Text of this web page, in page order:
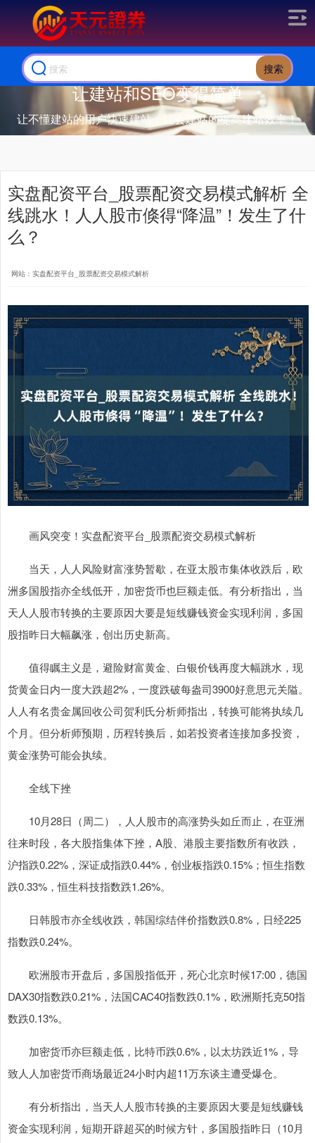
搜索
让建站和SEO变得简单
让不懂建站的用户快速建站，让会建站的提高建站效率！
实盘配资平台_股票配资交易模式解析 全
线跳水！人人股市倏得“降温”！发生了什
么？
网站：实盘配资平台_股票配资交易模式解析
画风突变！实盘配资平台_股票配资交易模式解析
当天，人人风险财富涨势暂歇，在亚太股市集体收跌后，欧
洲多国股指亦全线低开，加密货币也巨额走低。有分析指出，当
天人人股市转换的主要原因大要是短线赚钱资金实现利润，多国
股指昨日大幅飙涨，创出历史新高。
值得瞩主义是，避险财富黄金、白银价钱再度大幅跳水，现
货黄金日内一度大跌超2%，一度跌破每盎司3900好意思元关隘。
人人有名贵金属回收公司贺利氏分析师指出，转换可能将执续几
个月。但分析师预期，历程转换后，如若投资者连接加多投资，
黄金涨势可能会执续。
全线下挫
10月28日（周二），人人股市的高涨势头如丘而止，在亚洲
往来时段，各大股指集体下挫，A股、港股主要指数所有收跌，
沪指跌0.22%，深证成指跌0.44%，创业板指跌0.15%；恒生指数
跌0.33%，恒生科技指数跌1.26%。
日韩股市亦全线收跌，韩国综结伴价指数跌0.8%，日经225
指数跌0.24%。
欧洲股市开盘后，多国股指低开，死心北京时候17:00，德国
DAX30指数跌0.21%，法国CAC40指数跌0.1%，欧洲斯托克50指
数跌0.13%。
加密货币亦巨额走低，比特币跌0.6%，以太坊跌近1%，导
致人人加密货币商场最近24小时内超11万东谈主遭受爆仓。
有分析指出，当天人人股市转换的主要原因大要是短线赚钱
资金实现利润，短期开辟超买的时候方针，多国股指昨日（10月